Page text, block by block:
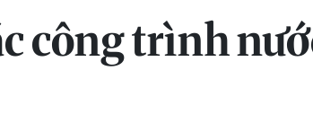
công trình